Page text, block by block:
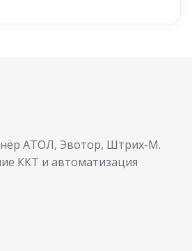
АТОЛ, Эвотор, Штрих-М.
ККТ и автоматизация